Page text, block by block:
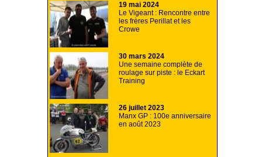
19 mai 2024
Le Vigeant : Rencontre entre
les frères Perillat et les
Crowe
30 mars 2024
Une semaine complète de
roulage sur piste : le Eckart
Training
26 juillet 2023
Manx GP : 100e anniversaire
en août 2023